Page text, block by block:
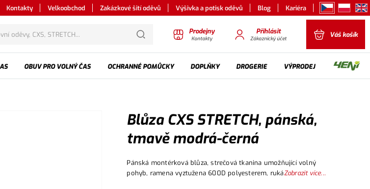
Kontakty Velkoobchod Zakázkové šití oděvů Výšivka a potisk oděvů Blog Kariéra
Prodejny
Kontakty
Přihlásit
Zákaznický účet Váš košík
OBUV PRO VOLNÝ ČAS OCHRANNÉ POMŮCKY DOPLŇKY DROGERIE VÝPRODEJ
Blůza CXS STRETCH, pánská,
tmavě modrá-černá
Pánská montérková blůza, strečová tkanina umožňující volný
pohyb, ramena vyztužena 600D polyesterem, rukávy sZobrazit více...